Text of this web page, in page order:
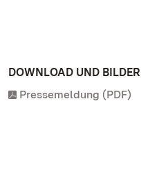
DOWNLOAD UND BILDER
Pressemeldung (PDF)